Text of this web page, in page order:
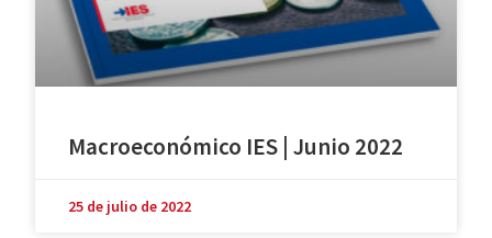
Macroeconómico IES | Junio 2022
25 de julio de 2022